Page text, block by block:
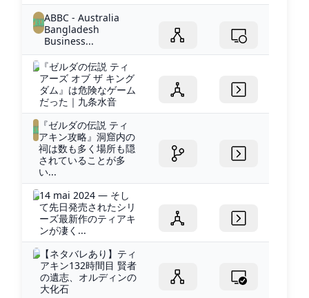
ABBC - Australia
Bangladesh
Business...
『ゼルダの伝説 ティ
アーズ オブ ザ キング
ダム』は危険なゲーム
だった｜九条水音
『ゼルダの伝説 ティ
アキン攻略』洞窟内の
祠は数も多く場所も隠
されていることが多
い...
14 mai 2024 — そし
て先日発売されたシリ
ーズ最新作のティアキ
ンが凄く...
【ネタバレあり】ティ
アキン132時間目 賢者
の遺志、オルディンの
大化石